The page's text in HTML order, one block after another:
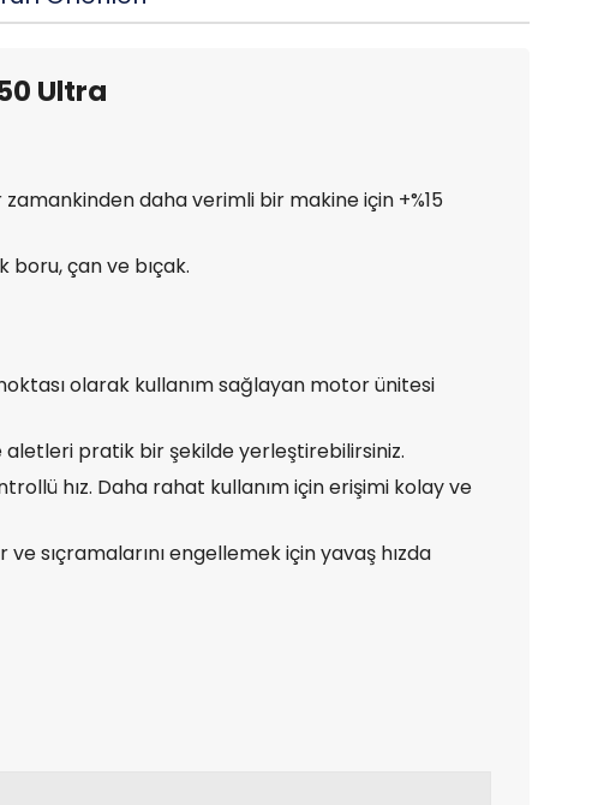
Ultra
daha verimli bir makine için +%15
boru, çan ve bıçak.
olarak kullanım sağlayan motor ünitesi
pratik bir şekilde yerleştirebilirsiniz.
hız. Daha rahat kullanım için erişimi kolay ve
sıçramalarını engellemek için yavaş hızda